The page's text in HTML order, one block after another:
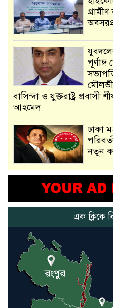
পূর্ণাঙ্গ
বাসিন্দা ও যুক্তরাষ্ট্র
আহমেদ
ঢাকা
নতুন
এক ক্লিকে